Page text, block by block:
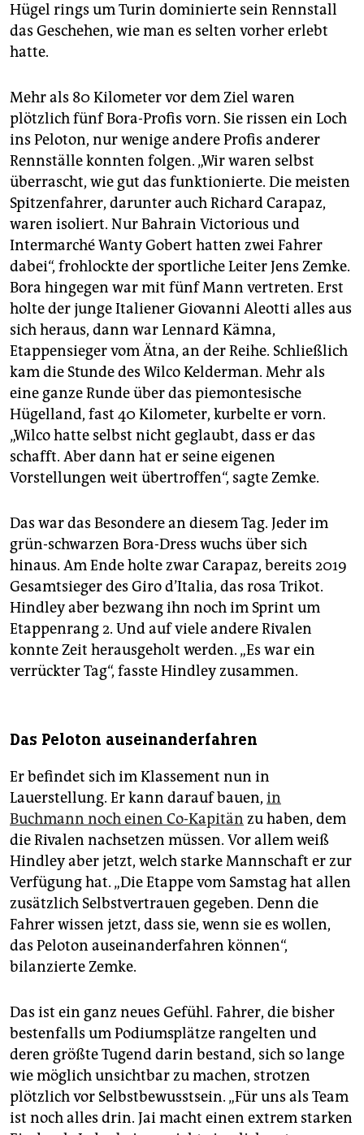
Hügel rings um Turin dominierte sein Rennstall
das Geschehen, wie man es selten vorher erlebt
hatte.
Mehr als 80 Kilometer vor dem Ziel waren
plötzlich fünf Bora-Profis vorn. Sie rissen ein Loch
ins Peloton, nur wenige andere Profis anderer
Rennställe konnten folgen. „Wir waren selbst
überrascht, wie gut das funktionierte. Die meisten
Spitzenfahrer, darunter auch Richard Carapaz,
waren isoliert. Nur Bahrain Victorious und
Intermarché Wanty Gobert hatten zwei Fahrer
dabei“, frohlockte der sportliche Leiter Jens Zemke.
Bora hingegen war mit fünf Mann vertreten. Erst
holte der junge Italiener Giovanni Aleotti alles aus
sich heraus, dann war Lennard Kämna,
Etappensieger vom Ätna, an der Reihe. Schließlich
kam die Stunde des Wilco Kelderman. Mehr als
eine ganze Runde über das piemontesische
Hügelland, fast 40 Kilometer, kurbelte er vorn.
„Wilco hatte selbst nicht geglaubt, dass er das
schafft. Aber dann hat er seine eigenen
Vorstellungen weit übertroffen“, sagte Zemke.
Das war das Besondere an diesem Tag. Jeder im
grün-schwarzen Bora-Dress wuchs über sich
hinaus. Am Ende holte zwar Carapaz, bereits 2019
Gesamtsieger des Giro d’Italia, das rosa Trikot.
Hindley aber bezwang ihn noch im Sprint um
Etappenrang 2. Und auf viele andere Rivalen
konnte Zeit herausgeholt werden. „Es war ein
verrückter Tag“, fasste Hindley zusammen.
Das Peloton auseinanderfahren
Er befindet sich im Klassement nun in
Lauerstellung. Er kann darauf bauen, in
Buchmann noch einen Co-Kapitän zu haben, dem
die Rivalen nachsetzen müssen. Vor allem weiß
Hindley aber jetzt, welch starke Mannschaft er zur
Verfügung hat. „Die Etappe vom Samstag hat allen
zusätzlich Selbstvertrauen gegeben. Denn die
Fahrer wissen jetzt, dass sie, wenn sie es wollen,
das Peloton auseinanderfahren können“,
bilanzierte Zemke.
Das ist ein ganz neues Gefühl. Fahrer, die bisher
bestenfalls um Podiumsplätze rangelten und
deren größte Tugend darin bestand, sich so lange
wie möglich unsichtbar zu machen, strotzen
plötzlich vor Selbstbewusstsein. „Für uns als Team
ist noch alles drin. Jai macht einen extrem starken